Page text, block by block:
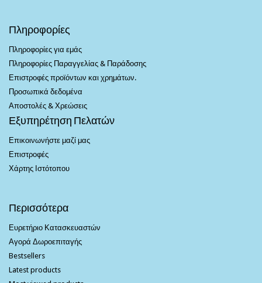
Πληροφορίες
Πληροφορίες για εμάς
Πληροφορίες Παραγγελίας & Παράδοσης
Επιστροφές προϊόντων και χρημάτων.
Προσωπικά δεδομένα
Αποστολές & Χρεώσεις
Εξυπηρέτηση Πελατών
Επικοινωνήστε μαζί μας
Επιστροφές
Χάρτης Ιστότοπου
Περισσότερα
Ευρετήριο Κατασκευαστών
Αγορά Δωροεπιταγής
Bestsellers
Latest products